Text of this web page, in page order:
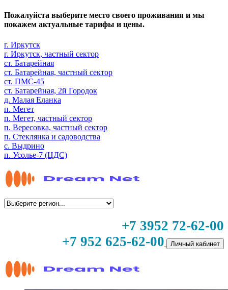
Пожалуйста выберите место своего проживания и мы
покажем актуальные тарифы и цены.
г. Иркутск
г. Иркутск, частный сектор
ст. Батарейная
ст. Батарейная, частный сектор
ст. ПМС-45
ст. Батарейная, 2й Городок
д. Малая Еланка
п. Мегет
п. Мегет, частный сектор
п. Вересовка, частный сектор
п. Стеклянка и садоводства
с. Выдрино
п. Усолье-7 (ЦДС)
+7 3952 72-62-00
+7 952 625-62-00
Личный кабинет